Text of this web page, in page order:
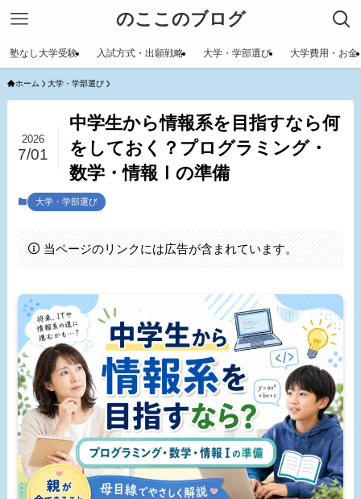
のここのブログ
塾なし大学受験 入試方式・出願戦略 大学・学部選び 大学費用・お金
ホーム 大学・学部選び
中学生から情報系を目指すなら何
をしておく？プログラミング・
数学・情報Ⅰの準備
2026
7/01
大学・学部選び
当ページのリンクには広告が含まれています。